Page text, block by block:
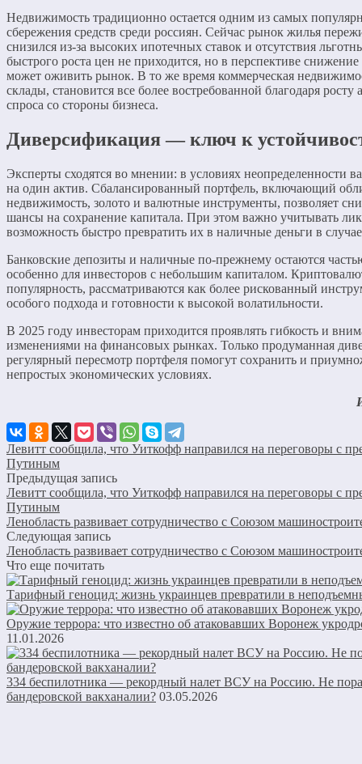
Недвижимость традиционно остается одним из самых
сбережения средств среди россиян. Сейчас рынок жилья
снизился из-за высоких ипотечных ставок и отсутствия
быстрого роста цен не приходится, но в перспективе
может оживить рынок. В то же время коммерческая
склады, становится все более востребованной благодаря росту
спроса со стороны бизнеса.
Диверсификация — ключ к
Эксперты сходятся во мнении: в условиях неопределенности
на один актив. Сбалансированный портфель, включающий
недвижимость, золото и валютные инструменты, позволяет
шансы на сохранение капитала. При этом важно учитывать
возможность быстро превратить их в наличные деньги в
Банковские депозиты и наличные по-прежнему остаются
особенно для инвесторов с небольшим капиталом.
популярность, рассматриваются как более рискованный
особого подхода и готовности к высокой волатильности.
В 2025 году инвесторам приходится проявлять гибкость и
изменениями на финансовых рынках. Только продуманная
регулярный пересмотр портфеля помогут сохранить и
непростых экономических условиях.
Левитт сообщила, что Уиткофф направился на переговоры с
Путиным
Предыдущая запись
Левитт сообщила, что Уиткофф направился на переговоры с
Путиным
Ленобласть развивает сотрудничество с Союзом
Следующая запись
Ленобласть развивает сотрудничество с Союзом
Что еще почитать
Тарифный геноцид: жизнь украинцев превратили в
Оружие террора: что известно об атаковавших Воронеж
11.01.2026
334 беспилотника — рекордный налет ВСУ на Россию. Не
бандеровской вакханалии? 03.05.2026